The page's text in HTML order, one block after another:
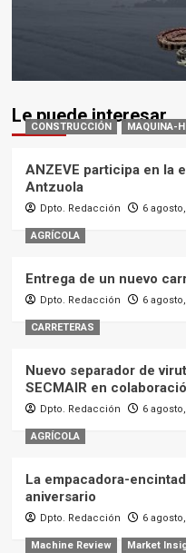
Le puede interesar
CONSTRUCCIÓN MAQUINA-
ANZEVE participa en la
Antzuola
Dpto. Redacción 6
AGRÍCOLA
Entrega de un nuevo
Dpto. Redacción 6
CARRETERAS
Nuevo separador de
SECMAIR en
Dpto. Redacción 6
AGRÍCOLA
La empacadora-
aniversario
Dpto. Redacción 6
Machine Review Market